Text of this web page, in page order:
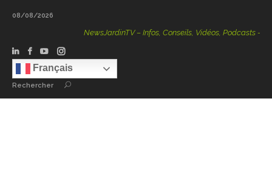
08/08/2026
NewsJardinTV – Infos, Conseils, Vidéos, Podcasts – 100
Français
Rechercher